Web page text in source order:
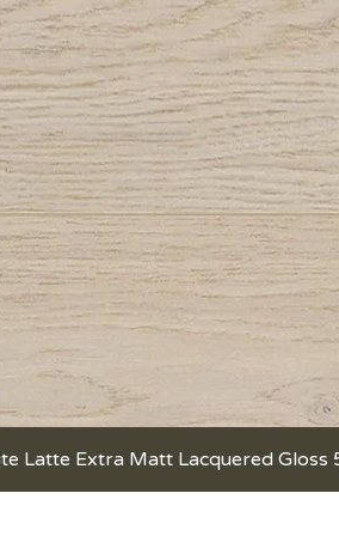
просмотр
Latte Extra Matt Lacquered Gloss